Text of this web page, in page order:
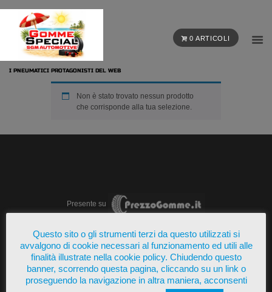
0 ARTICOLI
I PNEUMATICI PROTAGONISTI DEL WEB
Non è stato trovato nessun prodotto
che corrisponde alla tua selezione.
Presente su
Questo sito o gli strumenti terzi da questo utilizzati si
avvalgono di cookie necessari al funzionamento ed utili alle
finalità illustrate nella cookie policy. Chiudendo questo
banner, scorrendo questa pagina, cliccando su un link o
proseguendo la navigazione in altra maniera, acconsenti